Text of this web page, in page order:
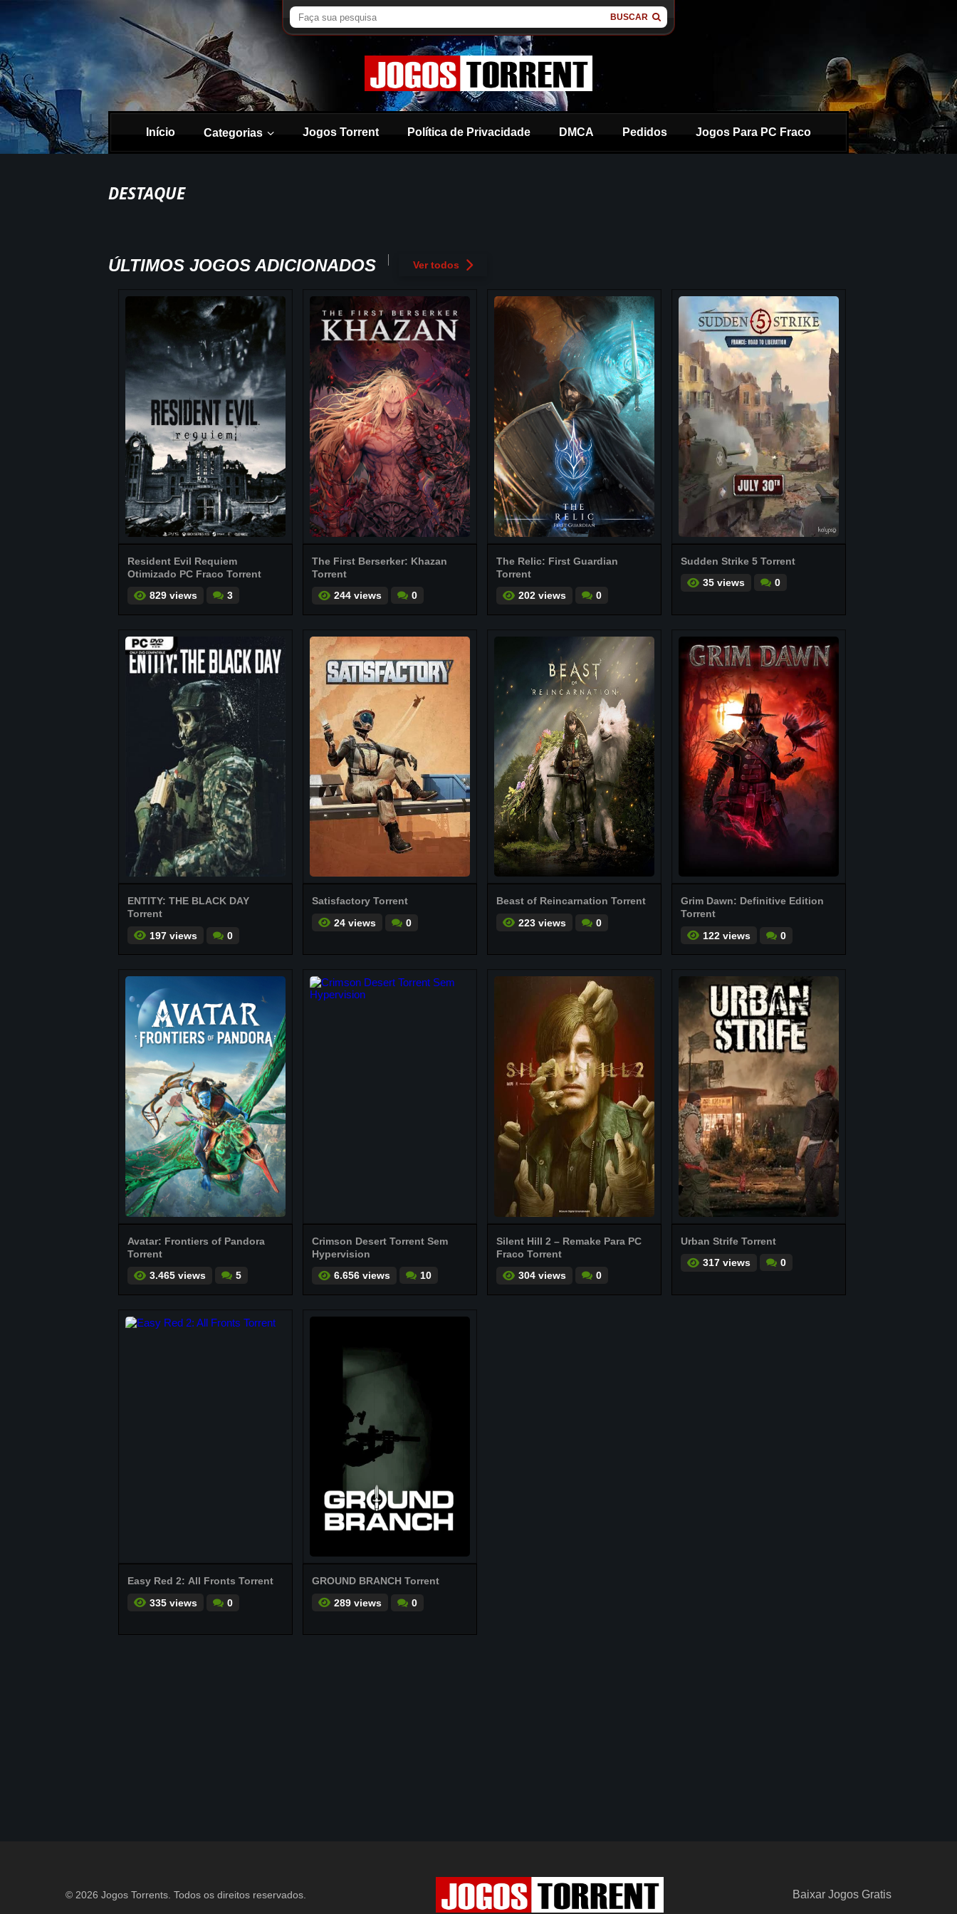
BUSCAR
Início Categorias Jogos Torrent Política de Privacidade DMCA Pedidos Jogos Para PC Fraco
DESTAQUE
ÚLTIMOS JOGOS ADICIONADOS Ver todos
Resident Evil Requiem
Otimizado PC Fraco Torrent
829 views
3
The First Berserker: Khazan
Torrent
244 views
0
The Relic: First Guardian
Torrent
202 views
0
Sudden Strike 5 Torrent
35 views
0
ENTITY: THE BLACK DAY
Torrent
197 views
0
Satisfactory Torrent
24 views
0
Beast of Reincarnation Torrent
223 views
0
Grim Dawn: Definitive Edition
Torrent
122 views
0
Avatar: Frontiers of Pandora
Torrent
3.465 views
5
Crimson Desert Torrent Sem
Hypervision
6.656 views
10
Silent Hill 2 – Remake Para PC
Fraco Torrent
304 views
0
Urban Strife Torrent
317 views
0
Easy Red 2: All Fronts Torrent
335 views
0
GROUND BRANCH Torrent
289 views
0
© 2026 Jogos Torrents. Todos os direitos reservados. Baixar Jogos Gratis